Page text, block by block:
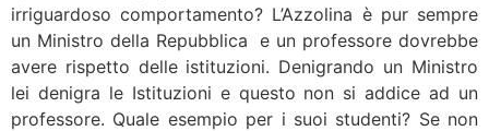
irriguardoso comportamento? L’Azzolina è pur sempre
un Ministro della Repubblica e un professore dovrebbe
avere rispetto delle istituzioni. Denigrando un Ministro
lei denigra le Istituzioni e questo non si addice ad un
professore. Quale esempio per i suoi studenti? Se non